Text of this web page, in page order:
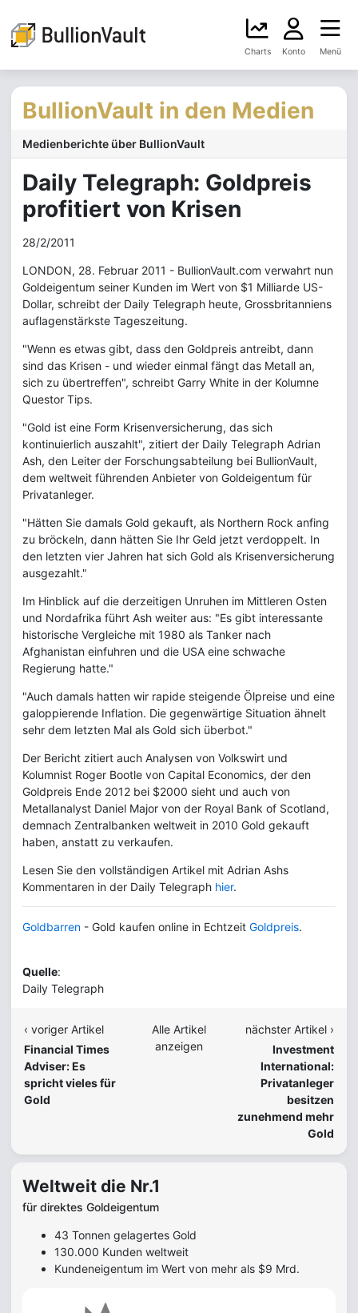
Charts Konto Menü
BullionVault in den Medien
Medienberichte über BullionVault
Daily Telegraph: Goldpreis
profitiert von Krisen
28/2/2011
LONDON, 28. Februar 2011 - BullionVault.com verwahrt nun
Goldeigentum seiner Kunden im Wert von $1 Milliarde US-
Dollar, schreibt der Daily Telegraph heute, Grossbritanniens
auflagenstärkste Tageszeitung.
"Wenn es etwas gibt, dass den Goldpreis antreibt, dann
sind das Krisen - und wieder einmal fängt das Metall an,
sich zu übertreffen", schreibt Garry White in der Kolumne
Questor Tips.
"Gold ist eine Form Krisenversicherung, das sich
kontinuierlich auszahlt", zitiert der Daily Telegraph Adrian
Ash, den Leiter der Forschungsabteilung bei BullionVault,
dem weltweit führenden Anbieter von Goldeigentum für
Privatanleger.
"Hätten Sie damals Gold gekauft, als Northern Rock anfing
zu bröckeln, dann hätten Sie Ihr Geld jetzt verdoppelt. In
den letzten vier Jahren hat sich Gold als Krisenversicherung
ausgezahlt."
Im Hinblick auf die derzeitigen Unruhen im Mittleren Osten
und Nordafrika führt Ash weiter aus: "Es gibt interessante
historische Vergleiche mit 1980 als Tanker nach
Afghanistan einfuhren und die USA eine schwache
Regierung hatte."
"Auch damals hatten wir rapide steigende Ölpreise und eine
galoppierende Inflation. Die gegenwärtige Situation ähnelt
sehr dem letzten Mal als Gold sich überbot."
Der Bericht zitiert auch Analysen von Volkswirt und
Kolumnist Roger Bootle von Capital Economics, der den
Goldpreis Ende 2012 bei $2000 sieht und auch von
Metallanalyst Daniel Major von der Royal Bank of Scotland,
demnach Zentralbanken weltweit in 2010 Gold gekauft
haben, anstatt zu verkaufen.
Lesen Sie den vollständigen Artikel mit Adrian Ashs
Kommentaren in der Daily Telegraph hier.
Goldbarren - Gold kaufen online in Echtzeit Goldpreis.
Quelle:
Daily Telegraph
‹ voriger Artikel
Financial Times
Adviser: Es
spricht vieles für
Gold
Alle Artikel
anzeigen
nächster Artikel ›
Investment
International:
Privatanleger
besitzen
zunehmend mehr
Gold
Weltweit die Nr.1
für direktes Goldeigentum
43 Tonnen gelagertes Gold
130.000 Kunden weltweit
Kundeneigentum im Wert von mehr als $9 Mrd.